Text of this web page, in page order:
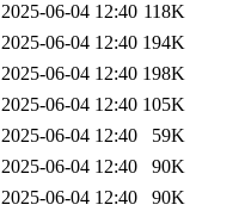
2025-06-04 12:40 118K
2025-06-04 12:40 194K
2025-06-04 12:40 198K
2025-06-04 12:40 105K
2025-06-04 12:40
59K
2025-06-04 12:40
90K
2025-06-04 12:40
90K